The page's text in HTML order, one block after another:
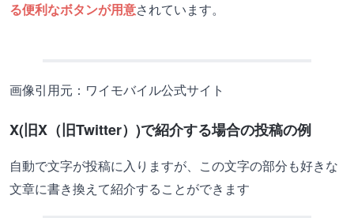
る便利なボタンが用意されています。
画像引用元：ワイモバイル公式サイト
X(旧X（旧Twitter）)で紹介する場合の投稿の例
自動で文字が投稿に入りますが、この文字の部分も好きな
文章に書き換えて紹介することができます